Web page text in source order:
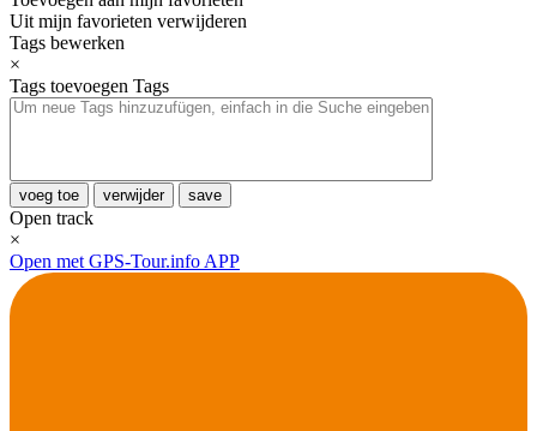
Uit mijn favorieten verwijderen
Tags bewerken
×
Tags toevoegen Tags
voeg toe verwijder save
Open track
×
Open met GPS-Tour.info APP